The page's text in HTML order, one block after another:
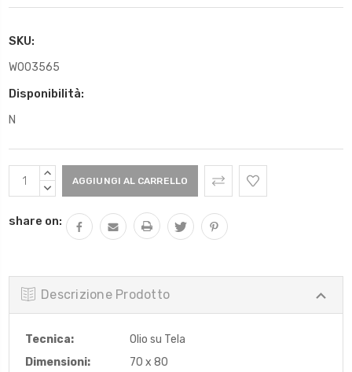
SKU:
W003565
Disponibilità:
N
Scorta
Attuale:
AUMENTARE
QUANTITÀ:
DIMINUIRE
share on:
Descrizione Prodotto
Tecnica:
Olio su Tela
Dimensioni:
70 x 80